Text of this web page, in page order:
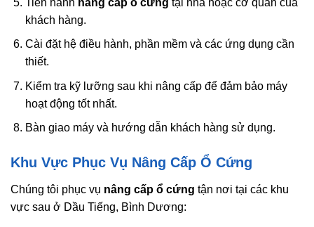
khách hàng.
Cài đặt hệ điều hành, phần mềm và các ứng dụng cần
thiết.
Kiểm tra kỹ lưỡng sau khi nâng cấp để đảm bảo máy
hoạt động tốt nhất.
Bàn giao máy và hướng dẫn khách hàng sử dụng.
Khu Vực Phục Vụ Nâng Cấp Ổ Cứng
Chúng tôi phục vụ nâng cấp ổ cứng tận nơi tại các khu
vực sau ở Dầu Tiếng, Bình Dương: